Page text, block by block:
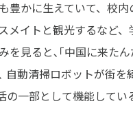
かに生えていて、校
イトと観光するなど
見ると､｢中国に来た
動清掃ロボットが街
一部として機能してい